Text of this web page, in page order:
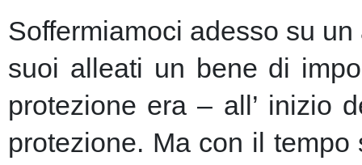
Soffermiamoci adesso su
suoi alleati un bene di
protezione era – all’ inizio
protezione. Ma con il tempo